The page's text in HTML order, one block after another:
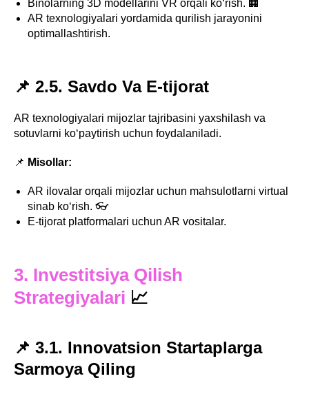
Binolarning 3D modellarini VR orqali ko‘rish. 🏢
AR texnologiyalari yordamida qurilish jarayonini
optimallashtirish.
📌 2.5. Savdo Va E-tijorat
AR texnologiyalari mijozlar tajribasini yaxshilash va
sotuvlarni ko‘paytirish uchun foydalaniladi.
📌 Misollar:
AR ilovalar orqali mijozlar uchun mahsulotlarni virtual
sinab ko‘rish. 👓
E-tijorat platformalari uchun AR vositalar.
3. Investitsiya Qilish
Strategiyalari 📈
📌 3.1. Innovatsion Startaplarga
Sarmoya Qiling